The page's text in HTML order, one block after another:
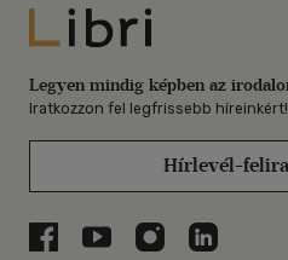
Libri
Legyen mindig képben az
Iratkozzon fel legfrissebb híreinkért!
Hírlevél-
Libri a Facebookon
Libri a Youtube-on
Libri azLibri a